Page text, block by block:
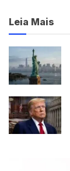
Leia Mais